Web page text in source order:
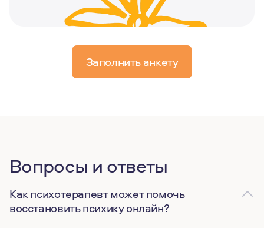
Заполнить анкету
Вопросы и ответы
Как психотерапевт может помочь
восстановить психику онлайн?